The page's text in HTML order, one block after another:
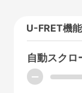
U-FRET機能
自動スクロ
ー